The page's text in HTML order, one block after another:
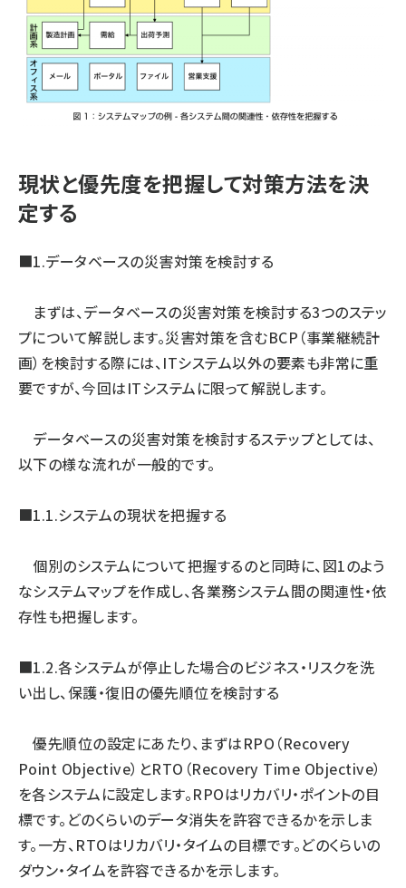
現状と優先度を把握して対策方法を決
定する
■1.データベースの災害対策を検討する
まずは、データベースの災害対策を検討する3つのステッ
プについて解説します。災害対策を含むBCP（事業継続計
画）を検討する際には、ITシステム以外の要素も非常に重
要ですが、今回はITシステムに限って解説します。
データベースの災害対策を検討するステップとしては、
以下の様な流れが一般的です。
■1.1.システムの現状を把握する
個別のシステムについて把握するのと同時に、図1のよう
なシステムマップを作成し、各業務システム間の関連性・依
存性も把握します。
■1.2.各システムが停止した場合のビジネス・リスクを洗
い出し、保護・復旧の優先順位を検討する
優先順位の設定にあたり、まずはRPO（Recovery
Point Objective）とRTO（Recovery Time Objective）
を各システムに設定します。RPOはリカバリ・ポイントの目
標です。どのくらいのデータ消失を許容できるかを示しま
す。一方、RTOはリカバリ・タイムの目標です。どのくらいの
ダウン・タイムを許容できるかを示します。